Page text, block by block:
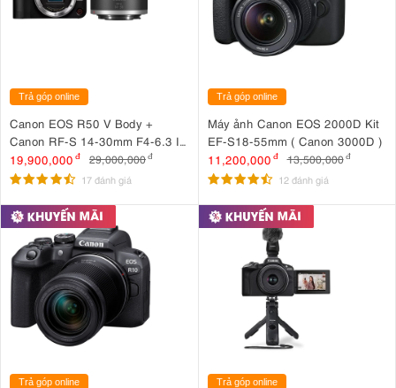
Trả góp online
Canon EOS R50 V Body +
Canon RF-S 14-30mm F4-6.3 IS
STM PZ
19,900,000 đ 29,000,000đ
17 đánh giá
Trả góp online
Máy ảnh Canon EOS 2000D Kit
EF-S18-55mm ( Canon 3000D )
11,200,000 đ 13,500,000 đ
12 đánh giá
Trả góp online Trả góp online